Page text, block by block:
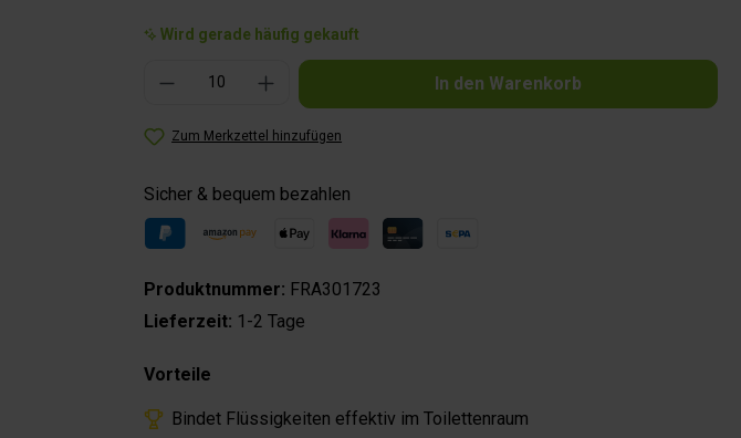
Wird gerade häufig gekauft
Produkt Anzahl: Gib den gewünschten Wert ein oder benutze die Schaltflächen um die Anzahl
In den Warenkorb
Zum Merkzettel hinzufügen
Sicher & bequem bezahlen
Produktnummer: FRA301723
Lieferzeit: 1-2 Tage
Vorteile
Bindet Flüssigkeiten effektiv im Toilettenraum